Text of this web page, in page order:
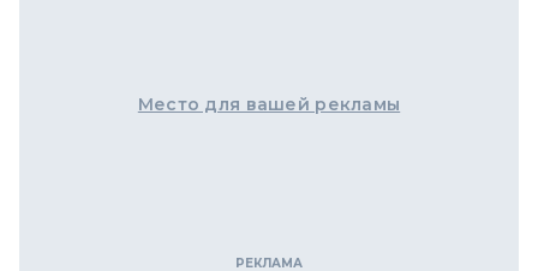
Место для вашей рекламы